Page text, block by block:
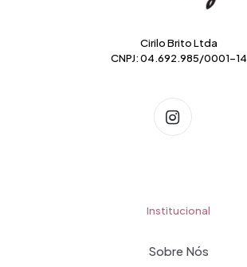
Cirilo Brito Ltda
CNPJ: 04.692.985/0001-14
Institucional
Sobre Nós